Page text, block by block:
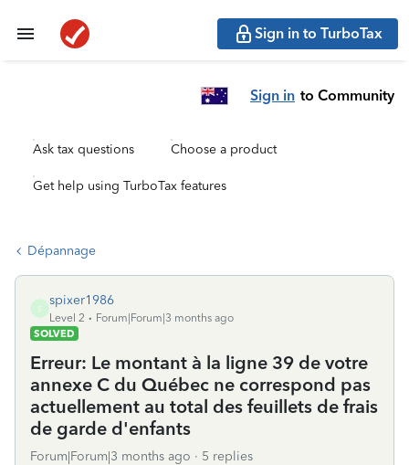
Sign in to TurboTax
Sign in to Community
Ask tax questions Choose a product
Get help using TurboTax features
Dépannage
S
spixer1986
Level 2
Forum|Forum|3 months ago
SOLVED
Erreur: Le montant à la ligne 39 de votre
annexe C du Québec ne correspond pas
actuellement au total des feuillets de frais
de garde d'enfants
Forum|Forum|3 months ago 5 replies